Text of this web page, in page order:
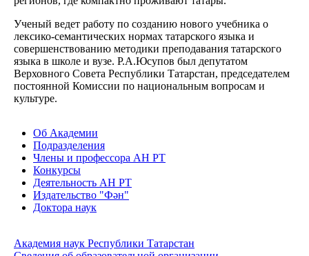
Ученый ведет работу по созданию нового учебника о
лексико-семантических нормах татарского языка и
совершенствованию методики преподавания татарского
языка в школе и вузе. Р.А.Юсупов был депутатом
Верховного Совета Республики Татарстан, председателем
постоянной Комиссии по национальным вопросам и
культуре.
Об Академии
Подразделения
Члены и профессора АН РТ
Конкурсы
Деятельность АН РТ
Издательство "Фән"
Доктора наук
Академия наук Республики Татарстан